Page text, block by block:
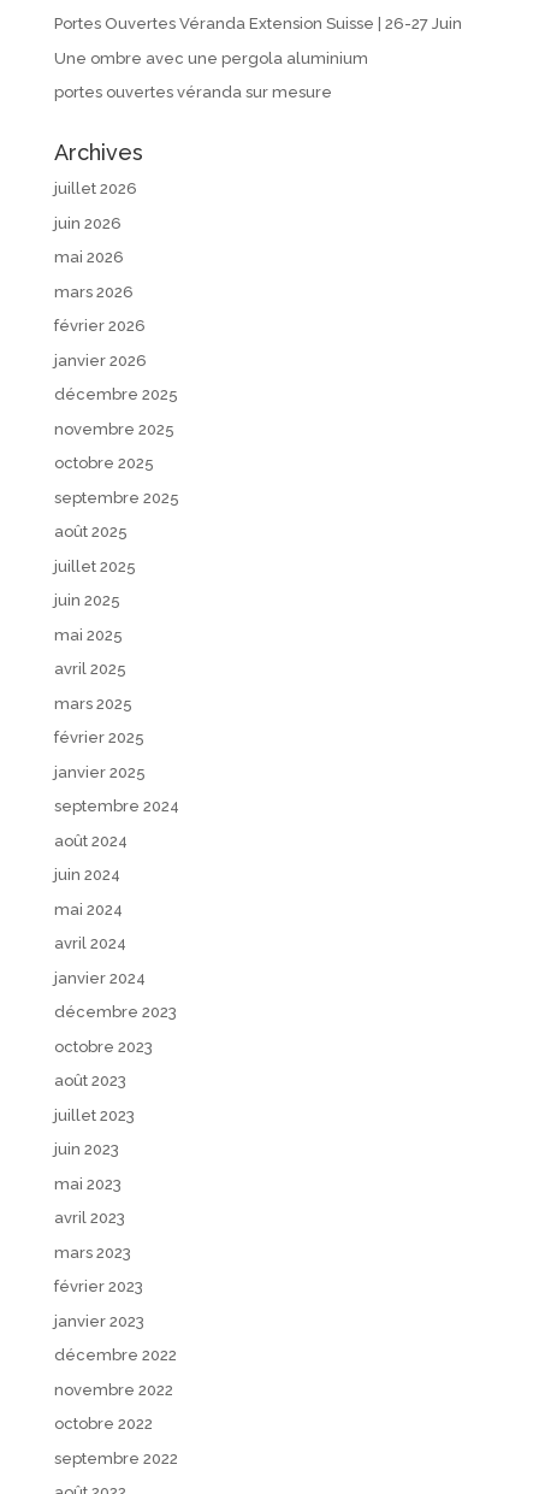
Portes Ouvertes Véranda Extension Suisse | 26-27 Juin
Une ombre avec une pergola aluminium
portes ouvertes véranda sur mesure
Archives
juillet 2026
juin 2026
mai 2026
mars 2026
février 2026
janvier 2026
décembre 2025
novembre 2025
octobre 2025
septembre 2025
août 2025
juillet 2025
juin 2025
mai 2025
avril 2025
mars 2025
février 2025
janvier 2025
septembre 2024
août 2024
juin 2024
mai 2024
avril 2024
janvier 2024
décembre 2023
octobre 2023
août 2023
juillet 2023
juin 2023
mai 2023
avril 2023
mars 2023
février 2023
janvier 2023
décembre 2022
novembre 2022
octobre 2022
septembre 2022